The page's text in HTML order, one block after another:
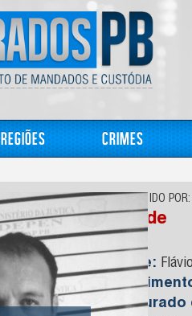
Regiões Crimes
CONHECIDO POR:
Ataíde
Nome:
Capturado